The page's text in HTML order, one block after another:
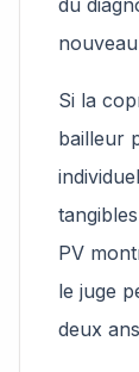
Si la
bailleur
PV
le juge
deux